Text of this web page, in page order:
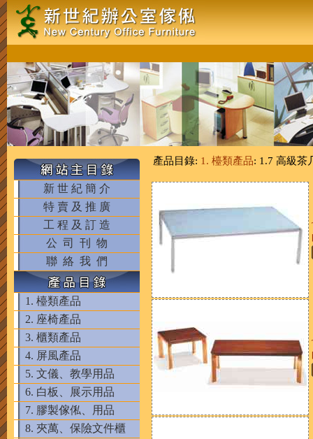
新 世 紀 簡 介
特 賣 及 推 廣
工 程 及 訂 造
公 司 刊 物
聯 絡 我 們
1. 檯類產品
2. 座椅產品
3. 櫃類產品
4. 屏風產品
5. 文儀、教學用品
6. 白板、展示用品
7. 膠製傢俬、用品
8. 夾萬、保險文件櫃
產品目錄: 1. 檯類產品: 1.7 高級茶